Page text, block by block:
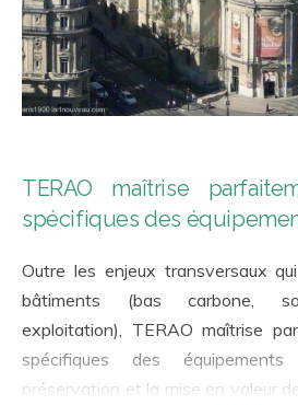
TERAO maîtrise
spécifiques des
Outre les enjeux transversaux
bâtiments (bas carbone,
exploitation), TERAO maîtrise
spécifiques des
préservation et la mise en valeur